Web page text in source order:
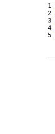
1
2
3
4
5